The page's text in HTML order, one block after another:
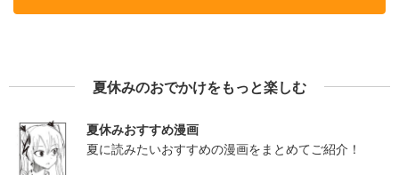
夏休みのおでかけをもっと楽しむ
夏休みおすすめ漫画
夏に読みたいおすすめの漫画をまとめてご紹介！